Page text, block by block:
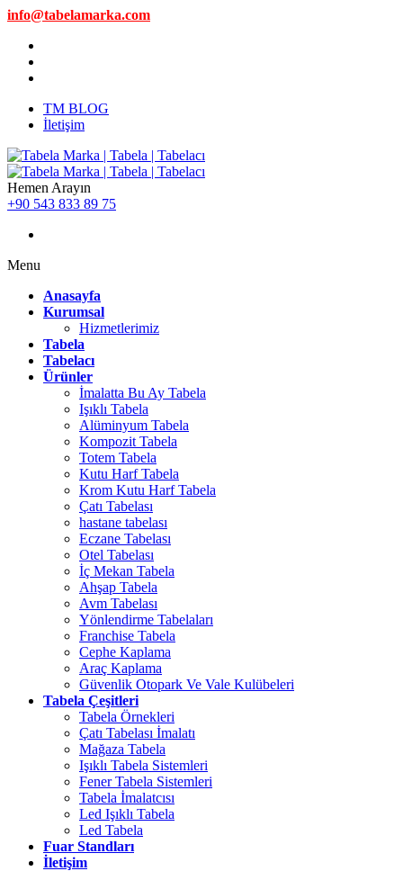
info@tabelamarka.com
TM BLOG
İletişim
Hemen Arayın
+90 543 833 89 75
Menu
Anasayfa
Kurumsal
Hizmetlerimiz
Tabela
Tabelacı
Ürünler
İmalatta Bu Ay Tabela
Işıklı Tabela
Alüminyum Tabela
Kompozit Tabela
Totem Tabela
Kutu Harf Tabela
Krom Kutu Harf Tabela
Çatı Tabelası
hastane tabelası
Eczane Tabelası
Otel Tabelası
İç Mekan Tabela
Ahşap Tabela
Avm Tabelası
Yönlendirme Tabelaları
Franchise Tabela
Cephe Kaplama
Araç Kaplama
Güvenlik Otopark Ve Vale Kulübeleri
Tabela Çeşitleri
Tabela Örnekleri
Çatı Tabelası İmalatı
Mağaza Tabela
Işıklı Tabela Sistemleri
Fener Tabela Sistemleri
Tabela İmalatcısı
Led Işıklı Tabela
Led Tabela
Fuar Standları
İletişim